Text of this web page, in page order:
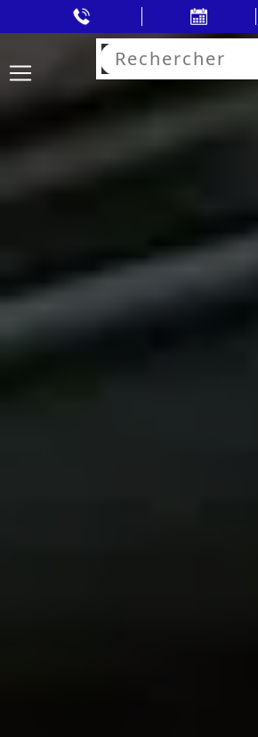
Rechercher